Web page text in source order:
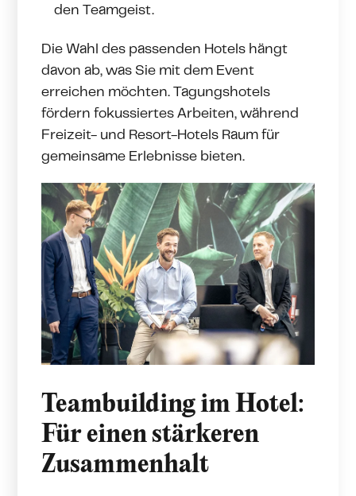
den Teamgeist.
Die Wahl des passenden Hotels hängt
davon ab, was Sie mit dem Event
erreichen möchten. Tagungshotels
fördern fokussiertes Arbeiten, während
Freizeit- und Resort-Hotels Raum für
gemeinsame Erlebnisse bieten.
Teambuilding im Hotel:
Für einen stärkeren
Zusammenhalt